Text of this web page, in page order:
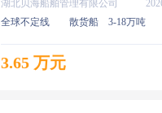
湖北贝海船舶管理有限公司
全球不定线
散货船 3-18万吨
3.65 万元